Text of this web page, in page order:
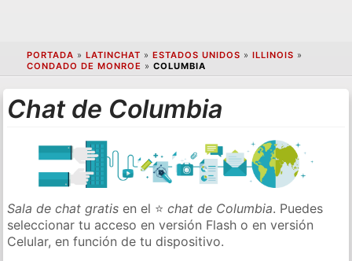
PORTADA » LATINCHAT » ESTADOS UNIDOS » ILLINOIS »
CONDADO DE MONROE » COLUMBIA
Chat de Columbia
Sala de chat gratis en el ⭐chat de Columbia. Puedes
seleccionar tu acceso en versión Flash o en versión
Celular, en función de tu dispositivo.